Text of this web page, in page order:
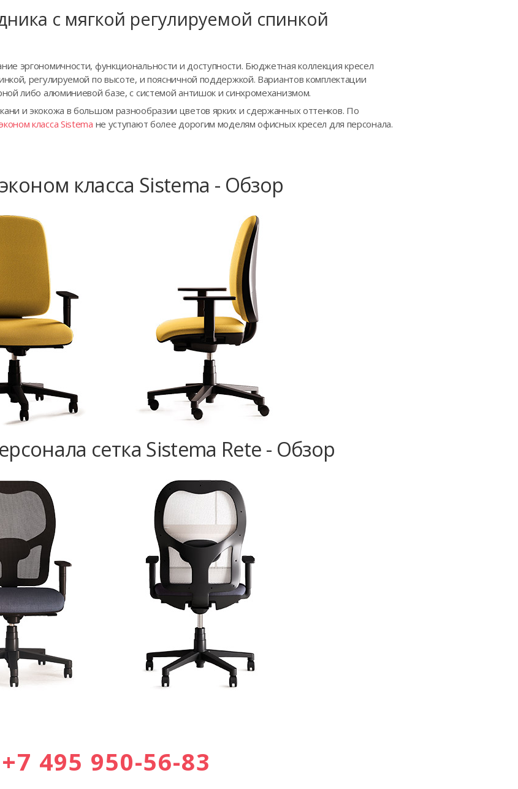
с мягкой регулируемой спинкой
эргономичности, функциональности и доступности. Бюджетная коллекция кресел
регулируемой по высоте, и поясничной поддержкой. Вариантов комплектации
либо алюминиевой базе, с системой антишок и синхромеханизмом.
и экокожа в большом разнообразии цветов ярких и сдержанных оттенков. По
класса Sistema не уступают более дорогим моделям офисных кресел для персонала.
класса Sistema - Обзор
сетка Sistema Rete - Обзор
+7 495 950-56-83